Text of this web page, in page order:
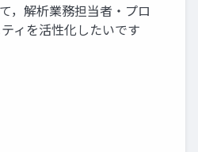
，解析業務担当者・プロ
ィを活性化したいです